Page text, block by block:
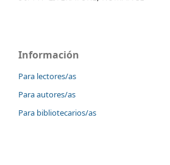
Información
Para lectores/as
Para autores/as
Para bibliotecarios/as